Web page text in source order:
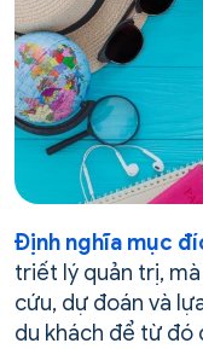
Định nghĩa mục
triết lý quản trị,
cứu, dự đoán và
du khách để từ đó